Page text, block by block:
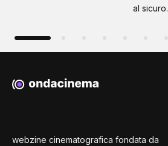
al sicuro.
webzine cinematografica fondata da